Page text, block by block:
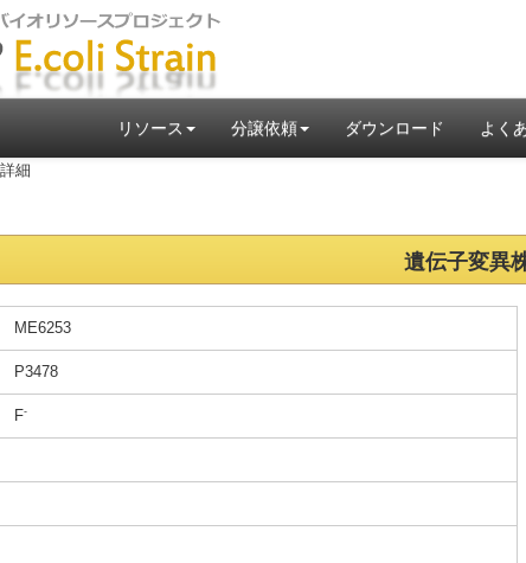
リソース 分譲依頼 ダウンロード よく
細
遺伝子変異
ME6253
P3478
F-